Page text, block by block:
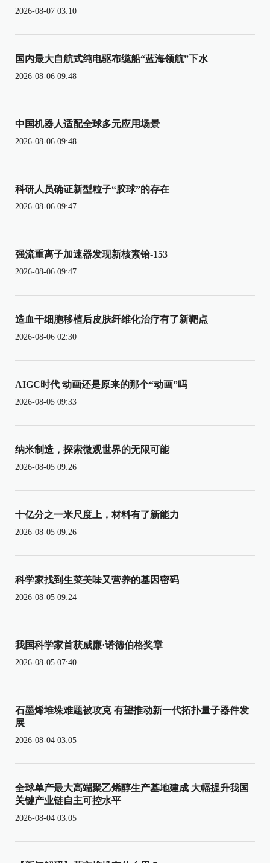
2026-08-07 03:10
国内最大自航式纯电驱布缆船“蓝海领航”下水
2026-08-06 09:48
中国机器人适配全球多元应用场景
2026-08-06 09:48
科研人员确证新型粒子“胶球”的存在
2026-08-06 09:47
强流重离子加速器发现新核素铪-153
2026-08-06 09:47
造血干细胞移植后皮肤纤维化治疗有了新靶点
2026-08-06 02:30
AIGC时代 动画还是原来的那个“动画”吗
2026-08-05 09:33
纳米制造，探索微观世界的无限可能
2026-08-05 09:26
十亿分之一米尺度上，材料有了新能力
2026-08-05 09:26
科学家找到生菜美味又营养的基因密码
2026-08-05 09:24
我国科学家首获威廉·诺德伯格奖章
2026-08-05 07:40
石墨烯堆垛难题被攻克 有望推动新一代拓扑量子器件发
展
2026-08-04 03:05
全球单产最大高端聚乙烯醇生产基地建成 大幅提升我国
关键产业链自主可控水平
2026-08-04 03:05